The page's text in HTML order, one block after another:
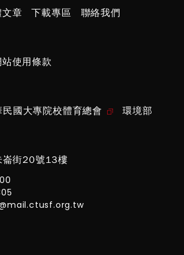
章 下載專區 聯絡我們
站使用條款
民國大專院校體育總會 環境部
崙街20號13樓